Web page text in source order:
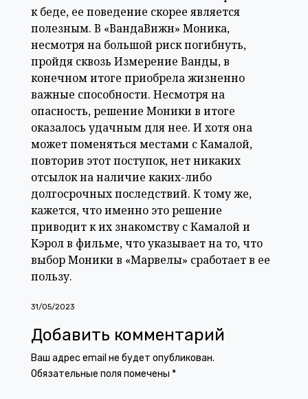
к беде, ее поведение скорее является
полезным. В «ВандаВижн» Моника,
несмотря на большой риск погибнуть,
пройдя сквозь Измерение Ванды, в
конечном итоге приобрела жизненно
важные способности. Несмотря на
опасность, решение Моники в итоге
оказалось удачным для нее. И хотя она
может поменяться местами с Камалой,
повторив этот поступок, нет никаких
отсылок на наличие каких-либо
долгосрочных последствий. К тому же,
кажется, что именно это решение
приводит к их знакомству с Камалой и
Кэрол в фильме, что указывает на то, что
выбор Моники в «Марвелы» сработает в ее
пользу.
31/05/2023
Добавить комментарий
Ваш адрес email не будет опубликован.
Обязательные поля помечены *